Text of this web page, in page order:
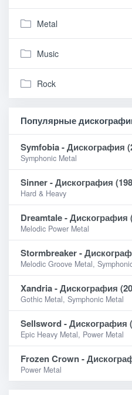
Metal
Music
Rock
Популярные
Symfobia - Дискография
Symphonic Metal
Sinner - Дискография
Hard & Heavy
Dreamtale - Дискография
Melodic Power Metal
Stormbreaker -
Melodic Groove Metal,
Xandria - Дискография
Gothic Metal, Symphonic Metal
Sellsword - Дискография
Epic Heavy Metal, Power Metal
Frozen Crown -
Power Metal